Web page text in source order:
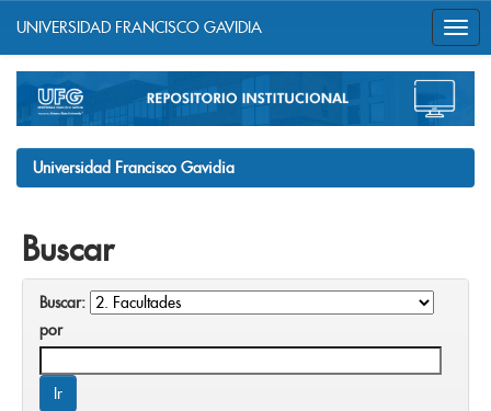
navigation
UNIVERSIDAD FRANCISCO GAVIDIA
Universidad Francisco Gavidia
Buscar
Buscar:
por